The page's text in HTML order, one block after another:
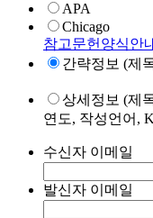
APA
Chicago
참고문헌양식안
간략정보 (제
상세정보 (제
연도, 작성언어,
수신자 이메일
발신자 이메일